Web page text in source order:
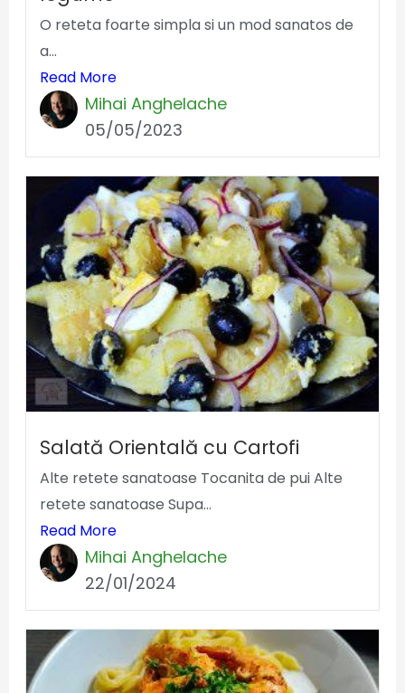
O reteta foarte simpla si un mod sanatos de
a...
Read More
Mihai Anghelache
05/05/2023
Salată Orientală cu Cartofi
Alte retete sanatoase Tocanita de pui Alte
retete sanatoase Supa...
Read More
Mihai Anghelache
22/01/2024